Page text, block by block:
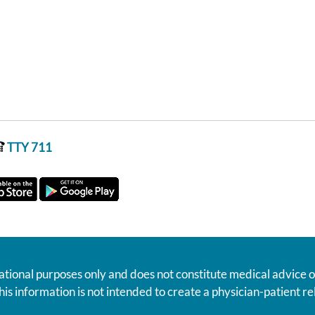
TTY 711
purposes only and does not constitute medical
information is not intended to create a physician-patient